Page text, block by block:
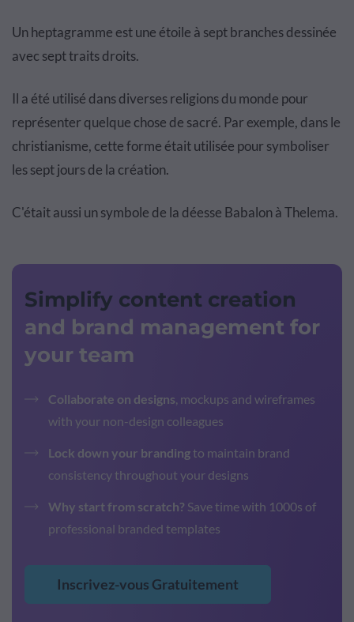
Un heptagramme est une étoile à sept branches dessinée
avec sept traits droits.
Il a été utilisé dans diverses religions du monde pour
représenter quelque chose de sacré. Par exemple, dans le
christianisme, cette forme était utilisée pour symboliser
les sept jours de la création.
C'était aussi un symbole de la déesse Babalon à Thelema.
Simplify content creation
and brand management for
your team
Collaborate on designs , mockups and wireframes
with your non-design colleagues
Lock down your brandingto maintain brand
consistency throughout your designs
Why start from scratch? Save time with 1000s of
professional branded templates
Inscrivez-vous Gratuitement